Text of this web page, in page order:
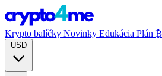
Krypto balíčky Novinky Edukácia Plán ₿